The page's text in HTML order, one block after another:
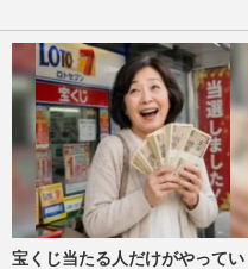
宝くじ当たる人だけがやってい